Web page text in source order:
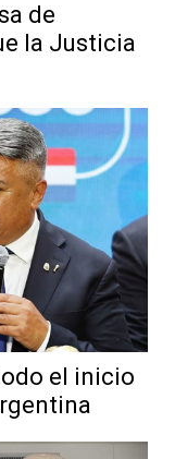
de
la Justicia
el inicio